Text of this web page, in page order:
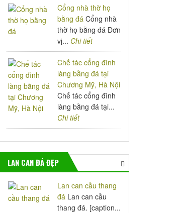
Cổng nhà thờ họ
bằng đá Cổng nhà
thờ họ bằng đá Đơn
vị... Chi tiết
Chế tác cổng đình
làng bằng đá tại
Chương Mỹ, Hà Nội
Chế tác cổng đình
làng bằng đá tại...
Chi tiết
LAN CAN ĐÁ ĐẸP
Lan can cầu thang
đá Lan can cầu
thang đá. [caption...